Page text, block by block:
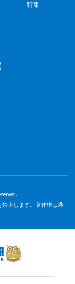
特集
止します。 著作権は港